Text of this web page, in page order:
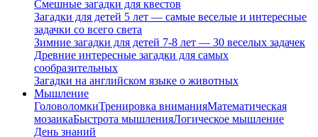
Смешные загадки для квестов
Загадки для детей 5 лет — самые веселые и интересные
задачки со всего света
Зимние загадки для детей 7-8 лет — 30 веселых задачек
Древние интересные загадки для самых
сообразительных
Загадки на английском языке о животных
Мышление
ГоловоломкиТренировка вниманияМатематическая
мозаикаБыстрота мышленияЛогическое мышление
День знаний